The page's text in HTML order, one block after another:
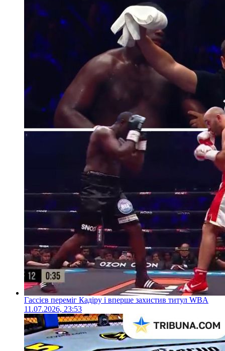
Гассієв переміг Кадіру і вперше захистив титул WBA
11.07.2026, 23:53